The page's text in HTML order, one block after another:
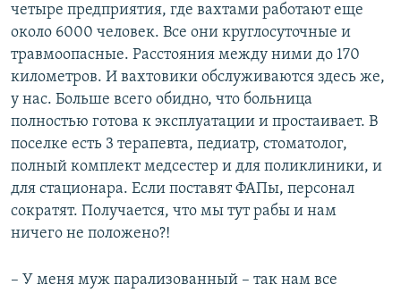
четыре предприятия, где вахтами работают еще
около 6000 человек. Все они круглосуточные и
травмоопасные. Расстояния между ними до 170
километров. И вахтовики обслуживаются здесь же,
у нас. Больше всего обидно, что больница
полностью готова к эксплуатации и простаивает. В
поселке есть 3 терапевта, педиатр, стоматолог,
полный комплект медсестер и для поликлиники, и
для стационара. Если поставят ФАПы, персонал
сократят. Получается, что мы тут рабы и нам
ничего не положено?!
– У меня муж парализованный – так нам все